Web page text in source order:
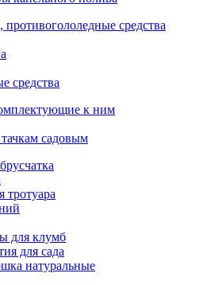
средства
средства
к ним
садовым
тротуара
для клумб
для сада
натуральные